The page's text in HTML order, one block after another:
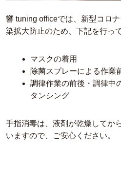
響 tuning officeでは、新型コロ
染拡大防止のため、下記を行っ
マスクの着用
除菌スプレーによる作業
調律作業の前後・調律中
タンシング
手指消毒は、液剤が乾燥してか
いますので、ご安心ください。